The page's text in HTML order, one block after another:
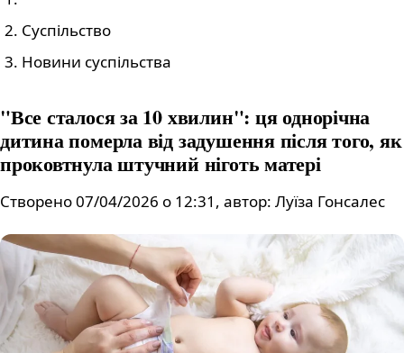
Суспільство
Новини суспільства
"Все сталося за 10 хвилин": ця однорічна
дитина померла від задушення після того, як
проковтнула штучний ніготь матері
Створено 07/04/2026 о 12:31, автор: Луїза Гонсалес